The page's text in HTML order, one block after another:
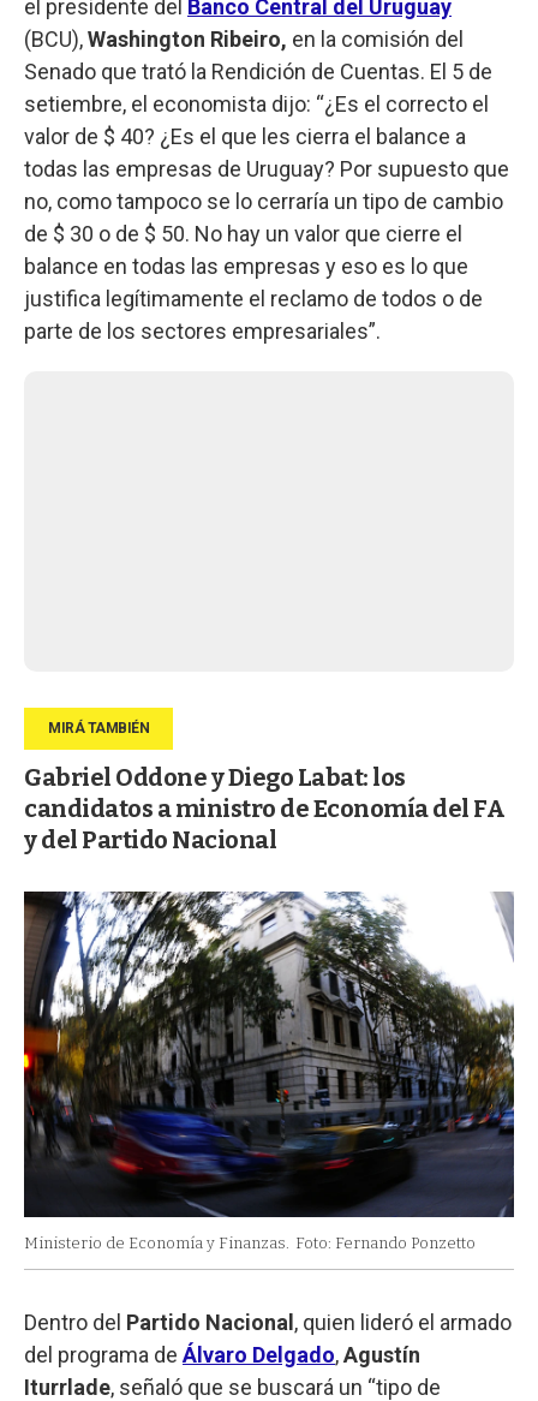
el presidente del Banco Central del Uruguay
(BCU),Washington Ribeiro, en la comisión del
Senado que trató la Rendición de Cuentas. El 5 de
setiembre, el economista dijo: “¿Es el correcto el
valor de $ 40? ¿Es el que les cierra el balance a
todas las empresas de Uruguay? Por supuesto que
no, como tampoco se lo cerraría un tipo de cambio
de $ 30 o de $ 50. No hay un valor que cierre el
balance en todas las empresas y eso es lo que
justifica legítimamente el reclamo de todos o de
parte de los sectores empresariales”.
Gabriel Oddone y Diego Labat: los
candidatos a ministro de Economía del FA
y del Partido Nacional
Ministerio de Economía y Finanzas. Foto: Fernando Ponzetto
Dentro del Partido Nacional , quien lideró el armado
del programa de Álvaro Delgado,Agustín
Iturrlade, señaló que se buscará un “tipo de